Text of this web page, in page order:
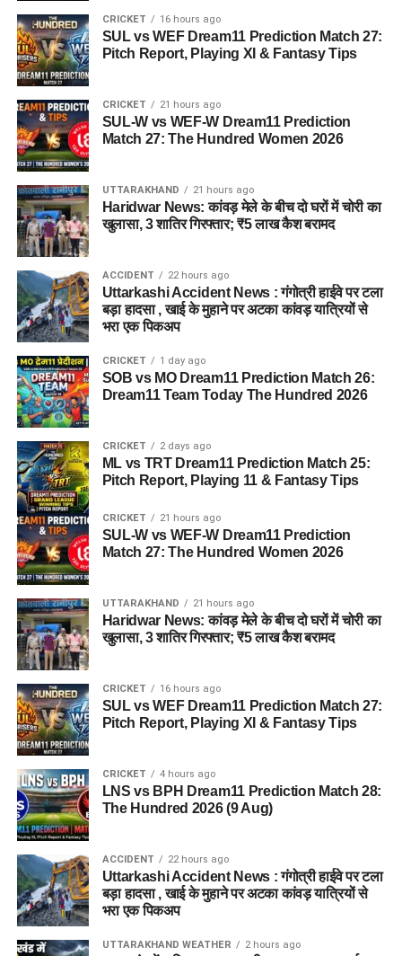
CRICKET 16 hours ago
SUL vs WEF Dream11 Prediction Match 27:
Pitch Report, Playing XI & Fantasy Tips
CRICKET 21 hours ago
SUL-W vs WEF-W Dream11 Prediction
Match 27: The Hundred Women 2026
UTTARAKHAND 21 hours ago
Haridwar News: कांवड़ मेले के बीच दो घरों में चोरी का
खुलासा, 3 शातिर गिरफ्तार; ₹5 लाख कैश बरामद
ACCIDENT 22 hours ago
Uttarkashi Accident News : गंगोत्री हाईवे पर टला
बड़ा हादसा , खाई के मुहाने पर अटका कांवड़ यात्रियों से
भरा एक पिकअप
CRICKET 1 day ago
SOB vs MO Dream11 Prediction Match 26:
Dream11 Team Today The Hundred 2026
CRICKET 2 days ago
ML vs TRT Dream11 Prediction Match 25:
Pitch Report, Playing 11 & Fantasy Tips
CRICKET 21 hours ago
SUL-W vs WEF-W Dream11 Prediction
Match 27: The Hundred Women 2026
UTTARAKHAND 21 hours ago
Haridwar News: कांवड़ मेले के बीच दो घरों में चोरी का
खुलासा, 3 शातिर गिरफ्तार; ₹5 लाख कैश बरामद
CRICKET 16 hours ago
SUL vs WEF Dream11 Prediction Match 27:
Pitch Report, Playing XI & Fantasy Tips
CRICKET 4 hours ago
LNS vs BPH Dream11 Prediction Match 28:
The Hundred 2026 (9 Aug)
ACCIDENT 22 hours ago
Uttarkashi Accident News : गंगोत्री हाईवे पर टला
बड़ा हादसा , खाई के मुहाने पर अटका कांवड़ यात्रियों से
भरा एक पिकअप
UTTARAKHAND WEATHER 2 hours ago